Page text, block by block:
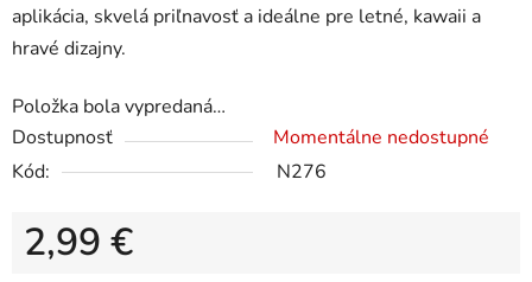
aplikácia, skvelá priľnavosť a ideálne pre letné, kawaii a
hravé dizajny.
Položka bola vypredaná…
Dostupnosť
Momentálne nedostupné
Kód:
N276
2,99 €